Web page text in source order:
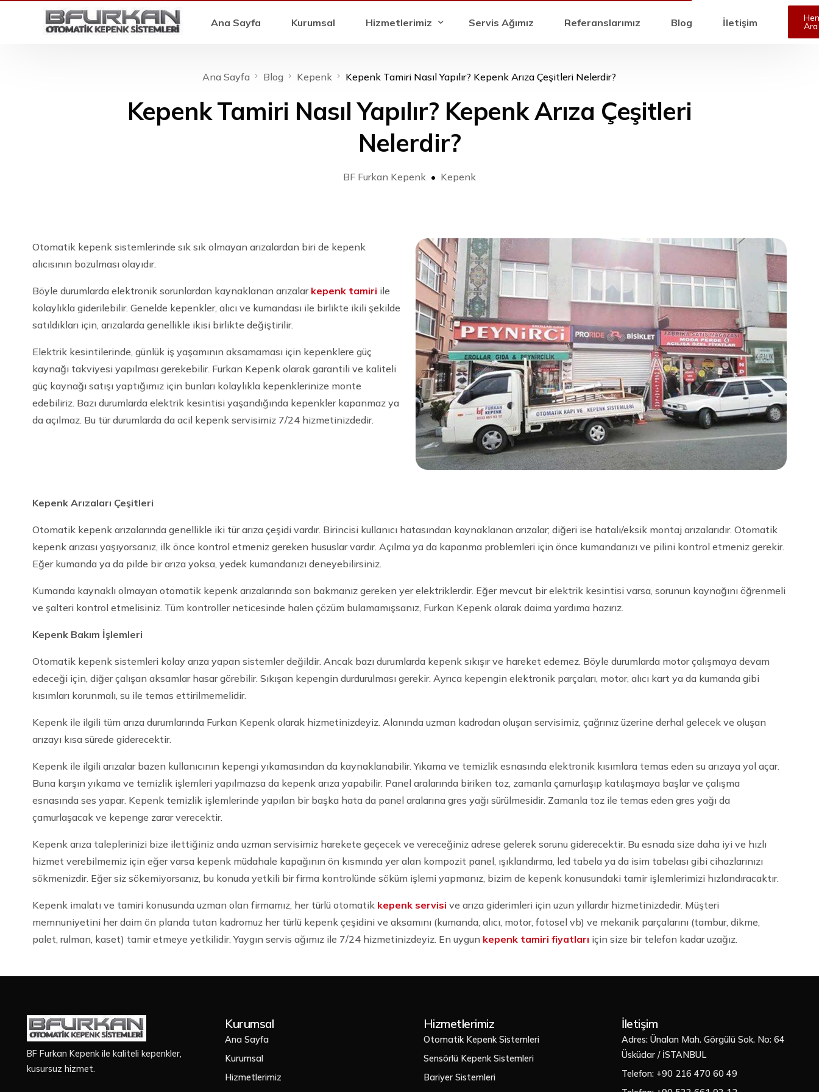
Ana Sayfa Kurumsal Hizmetlerimiz
Otomatik Kepenk Sistemleri
Sensörlü Kepenk Sistemleri
Bariyer Sistemleri
Kepenk Arıza Servisi
Servis Ağımız Referanslarımız Blog İletişim Ara
Ana Sayfa Blog Kepenk Kepenk Tamiri Nasıl Yapılır? Kepenk Arıza Çeşitleri Nelerdir?
Kepenk Tamiri Nasıl Yapılır? Kepenk Arıza Çeşitleri
Nelerdir?
BF Furkan Kepenk Kepenk
Otomatik kepenk sistemlerinde sık sık olmayan arızalardan biri de kepenk
alıcısının bozulması olayıdır.
Böyle durumlarda elektronik sorunlardan kaynaklanan arızalar kepenk tamiri ile
kolaylıkla giderilebilir. Genelde kepenkler, alıcı ve kumandası ile birlikte ikili şekilde
satıldıkları için, arızalarda genellikle ikisi birlikte değiştirilir.
Elektrik kesintilerinde, günlük iş yaşamının aksamaması için kepenklere güç
kaynağı takviyesi yapılması gerekebilir. Furkan Kepenk olarak garantili ve kaliteli
güç kaynağı satışı yaptığımız için bunları kolaylıkla kepenklerinize monte
edebiliriz. Bazı durumlarda elektrik kesintisi yaşandığında kepenkler kapanmaz ya
da açılmaz. Bu tür durumlarda da acil kepenk servisimiz 7/24 hizmetinizdedir.
Kepenk Arızaları Çeşitleri
Otomatik kepenk arızalarında genellikle iki tür arıza çeşidi vardır. Birincisi kullanıcı hatasından kaynaklanan arızalar; diğeri ise hatalı/eksik montaj arızalarıdır. Otomatik
kepenk arızası yaşıyorsanız, ilk önce kontrol etmeniz gereken hususlar vardır. Açılma ya da kapanma problemleri için önce kumandanızı ve pilini kontrol etmeniz gerekir.
Eğer kumanda ya da pilde bir arıza yoksa, yedek kumandanızı deneyebilirsiniz.
Kumanda kaynaklı olmayan otomatik kepenk arızalarında son bakmanız gereken yer elektriklerdir. Eğer mevcut bir elektrik kesintisi varsa, sorunun kaynağını öğrenmeli
ve şalteri kontrol etmelisiniz. Tüm kontroller neticesinde halen çözüm bulamamışsanız, Furkan Kepenk olarak daima yardıma hazırız.
Kepenk Bakım İşlemleri
Otomatik kepenk sistemleri kolay arıza yapan sistemler değildir. Ancak bazı durumlarda kepenk sıkışır ve hareket edemez. Böyle durumlarda motor çalışmaya devam
edeceği için, diğer çalışan aksamlar hasar görebilir. Sıkışan kepengin durdurulması gerekir. Ayrıca kepengin elektronik parçaları, motor, alıcı kart ya da kumanda gibi
kısımları korunmalı, su ile temas ettirilmemelidir.
Kepenk ile ilgili tüm arıza durumlarında Furkan Kepenk olarak hizmetinizdeyiz. Alanında uzman kadrodan oluşan servisimiz, çağrınız üzerine derhal gelecek ve oluşan
arızayı kısa sürede giderecektir.
Kepenk ile ilgili arızalar bazen kullanıcının kepengi yıkamasından da kaynaklanabilir. Yıkama ve temizlik esnasında elektronik kısımlara temas eden su arızaya yol açar.
Buna karşın yıkama ve temizlik işlemleri yapılmazsa da kepenk arıza yapabilir. Panel aralarında biriken toz, zamanla çamurlaşıp katılaşmaya başlar ve çalışma
esnasında ses yapar. Kepenk temizlik işlemlerinde yapılan bir başka hata da panel aralarına gres yağı sürülmesidir. Zamanla toz ile temas eden gres yağı da
çamurlaşacak ve kepenge zarar verecektir.
Kepenk arıza taleplerinizi bize ilettiğiniz anda uzman servisimiz harekete geçecek ve vereceğiniz adrese gelerek sorunu giderecektir. Bu esnada size daha iyi ve hızlı
hizmet verebilmemiz için eğer varsa kepenk müdahale kapağının ön kısmında yer alan kompozit panel, ışıklandırma, led tabela ya da isim tabelası gibi cihazlarınızı
sökmenizdir. Eğer siz sökemiyorsanız, bu konuda yetkili bir firma kontrolünde söküm işlemi yapmanız, bizim de kepenk konusundaki tamir işlemlerimizi hızlandıracaktır.
Kepenk imalatı ve tamiri konusunda uzman olan firmamız, her türlü otomatik kepenk servisi ve arıza giderimleri için uzun yıllardır hizmetinizdedir. Müşteri
memnuniyetini her daim ön planda tutan kadromuz her türlü kepenk çeşidini ve aksamını (kumanda, alıcı, motor, fotosel vb) ve mekanik parçalarını (tambur, dikme,
palet, rulman, kaset) tamir etmeye yetkilidir. Yaygın servis ağımız ile 7/24 hizmetinizdeyiz. En uygun kepenk tamiri fiyatları için size bir telefon kadar uzağız.
BF Furkan Kepenk ile kaliteli kepenkler,
kusursuz hizmet.
Kurumsal
Ana Sayfa
Kurumsal
Hizmetlerimiz
Hizmetlerimiz
Otomatik Kepenk Sistemleri
Sensörlü Kepenk Sistemleri
Bariyer Sistemleri
İletişim
Adres: Ünalan Mah. Görgülü Sok. No: 64
Üsküdar / İSTANBUL
Telefon: +90 216 470 60 49